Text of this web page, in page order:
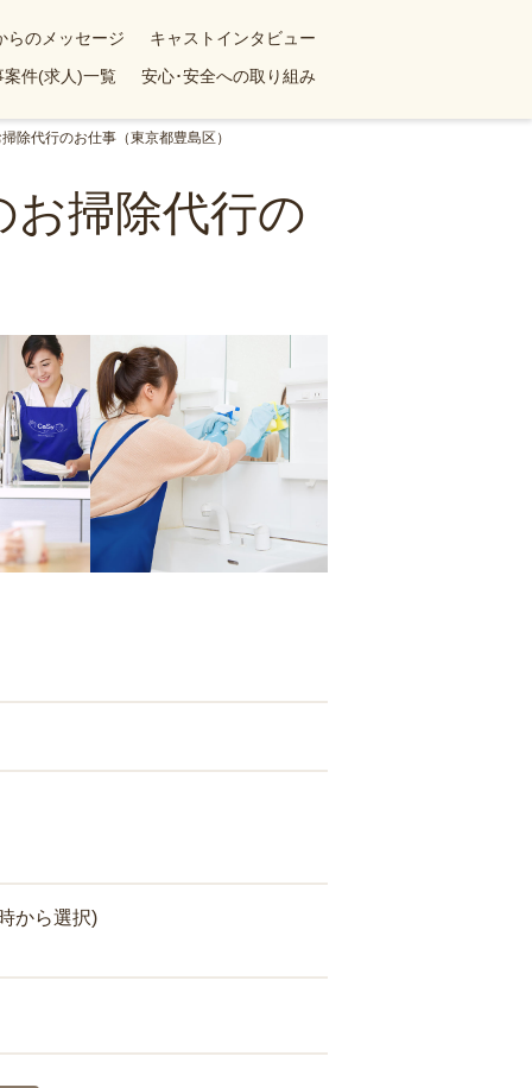
らのメッセージ
キャストインタビュー
案件(求人)一覧 安心･安全への取り組み
除代行のお仕事（東京都豊島区）
お掃除代行の
から選択)